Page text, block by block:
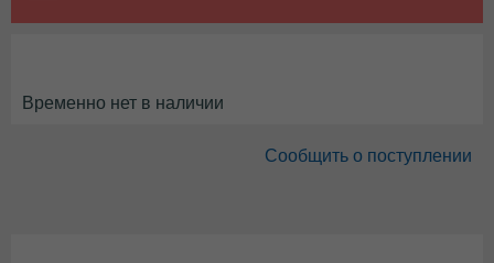
Временно нет в наличии
Сообщить о поступлении